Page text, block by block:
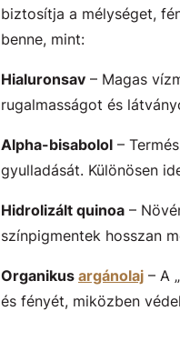
biztosítja a mélységet,
benne, mint:
Hialuronsav – Magas
rugalmasságot és
Alpha-bisabolol –
gyulladását. Különösen
Hidrolizált quinoa –
színpigmentek hosszan
Organikus argánolaj – A
és fényét, miközben